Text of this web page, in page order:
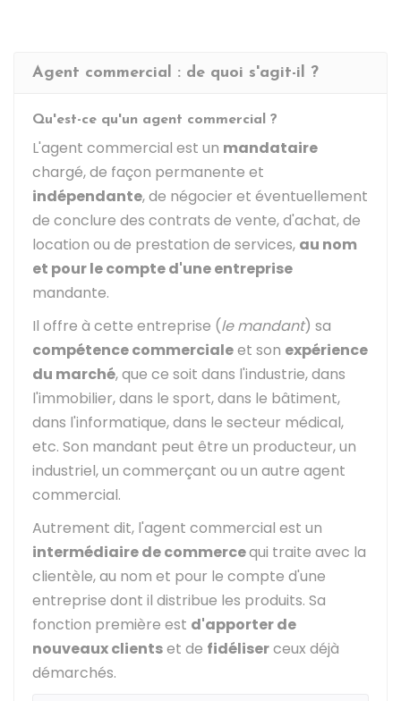
Agent commercial : de quoi s'agit-il ?
Qu'est-ce qu'un agent commercial ?
L'agent commercial est un mandataire
chargé, de façon permanente et
indépendante, de négocier et éventuellement
de conclure des contrats de vente, d'achat, de
location ou de prestation de services, au nom
et pour le compte d'une entreprise
mandante.
Il offre à cette entreprise (le mandant) sa
compétence commercialeet son expérience
du marché, que ce soit dans l'industrie, dans
l'immobilier, dans le sport, dans le bâtiment,
dans l'informatique, dans le secteur médical,
etc. Son mandant peut être un producteur, un
industriel, un commerçant ou un autre agent
commercial.
Autrement dit, l'agent commercial est un
intermédiaire de commercequi traite avec la
clientèle, au nom et pour le compte d'une
entreprise dont il distribue les produits. Sa
fonction première est d'apporter de
nouveaux clientset de fidéliserceux déjà
démarchés.